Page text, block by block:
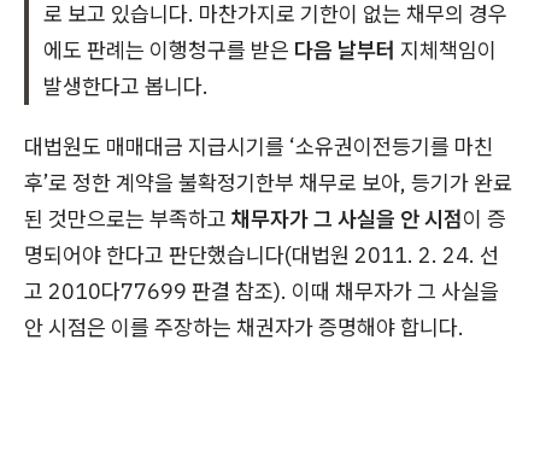
로 보고 있습니다. 마찬가지로 기한이 없는 채무의 경우
에도 판례는 이행청구를 받은 다음 날부터 지체책임이
발생한다고 봅니다.
대법원도 매매대금 지급시기를 ‘소유권이전등기를 마친
후’로 정한 계약을 불확정기한부 채무로 보아, 등기가 완료
된 것만으로는 부족하고 채무자가 그 사실을 안 시점이 증
명되어야 한다고 판단했습니다(대법원 2011. 2. 24. 선
고 2010다77699 판결 참조). 이때 채무자가 그 사실을
안 시점은 이를 주장하는 채권자가 증명해야 합니다.